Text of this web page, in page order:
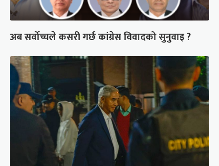
अब सर्वोच्चले कसरी गर्छ कांग्रेस विवादको सुनुवाइ ?